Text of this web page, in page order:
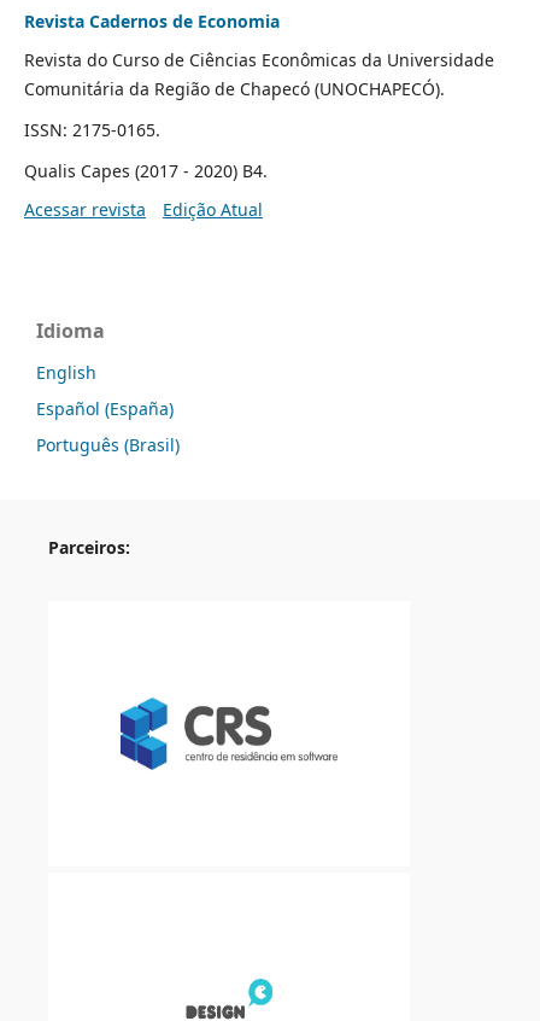
Revista Cadernos de Economia
Revista do Curso de Ciências Econômicas da Universidade
Comunitária da Região de Chapecó (UNOCHAPECÓ).
ISSN: 2175-0165.
Qualis Capes (2017 - 2020) B4.
Acessar revista
Edição Atual
Idioma
English
Español (España)
Português (Brasil)
Parceiros: